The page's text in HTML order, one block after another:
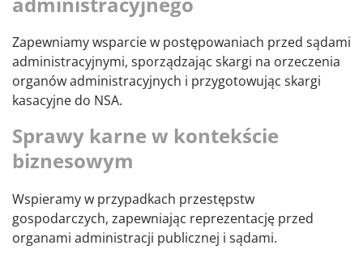
Zapewniamy wsparcie w postępowaniach przed sądami
administracyjnymi, sporządzając skargi na orzeczenia
organów administracyjnych i przygotowując skargi
kasacyjne do NSA.
Sprawy karne w kontekście
biznesowym
Wspieramy w przypadkach przestępstw
gospodarczych, zapewniając reprezentację przed
organami administracji publicznej i sądami.